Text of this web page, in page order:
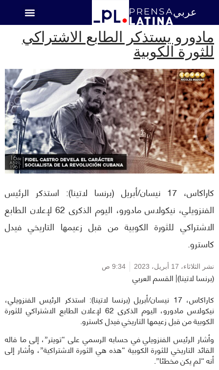
عربي
مادورو يستذكر الطابع الاشتراكي
للثورة الكوبية
كاراكاس، 17 نيسان/أبريل (برنسا لاتينا): استذكر الرئيس
الفنزويلي، نيكولاس مادورو، اليوم الذكرى 62 لإعلان الطابع
الاشتراكي للثورة الكوبية من قبل زعيمها التاريخي فيدل
كاسترو.
نشر الثلاثاء، 17 أبريل، 2023 9:34 ص
(برنسا لاتينا)| القسم العربي
كاراكاس، 17 نيسان/أبريل (برنسا لاتينا): استذكر الرئيس الفنزويلي،
نيكولاس مادورو، اليوم الذكرى 62 لإعلان الطابع الاشتراكي للثورة
الكوبية من قبل زعيمها التاريخي فيدل كاسترو.
وأشار الرئيس الفنزويلي في حسابه الرسمي على “تويتر”، إلى ما قاله
القائد التاريخي للثورة الكوبية “هذه هي الثورة الاشتراكية”، وأشار إلى
أنه “لم يكن مخطئا”.